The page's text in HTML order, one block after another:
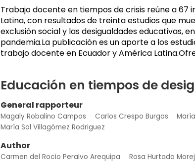
Trabajo docente en tiempos de crisis reúne a 67
Latina, con resultados de treinta estudios que
exclusión social y las desigualdades educativas,
pandemia.La publicación es un aporte a los
trabajo docente en Ecuador y América
Educación en tiempos de
General rapporteur
Magaly Robalino Campos Carlos Crespo Burgos
María Sol Villagómez Rodriguez
Author
Carmen del Rocío Peralvo Arequipa Rosa Hurtado